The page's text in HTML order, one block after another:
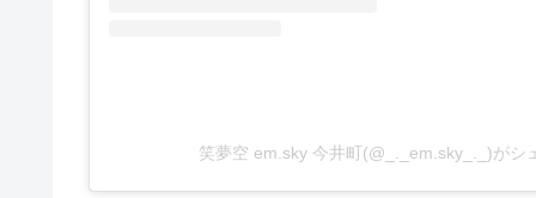
笑夢空 em.sky 今井町(@_._em.sky_._)がシ